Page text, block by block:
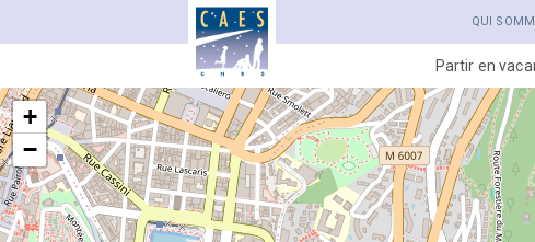
QUI
Partir en
+
−